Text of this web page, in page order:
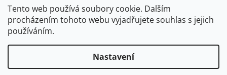
Tento web používá soubory cookie. Dalším
procházením tohoto webu vyjadřujete souhlas s jejich
používáním.
Nastavení
eprvnacek